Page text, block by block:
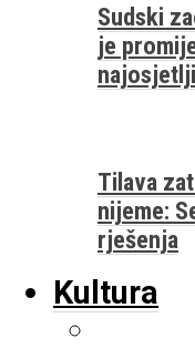
Sudski
je
Tilava
nijeme:
rješenja
Kultura